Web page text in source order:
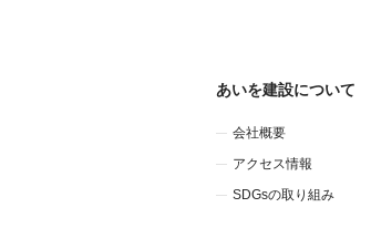
あいを建設について
会社概要
アクセス情報
SDGsの取り組み